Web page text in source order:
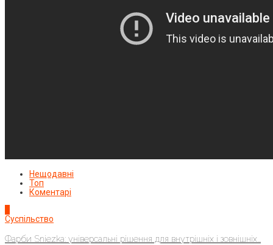
Нещодавні
Топ
Коментарі
Суспільство
Фарби Sniezka: універсальні рішення для внутрішніх і зовнішніх...